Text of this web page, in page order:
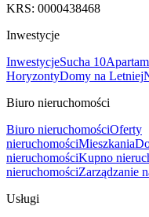
KRS: 0000438468
Inwestycje
InwestycjeSucha 10
HoryzontyDomy na Letniej
Biuro nieruchomości
Biuro nieruchomościOferty
nieruchomościMieszkania
nieruchomościKupno
nieruchomościZarządzanie
Usługi